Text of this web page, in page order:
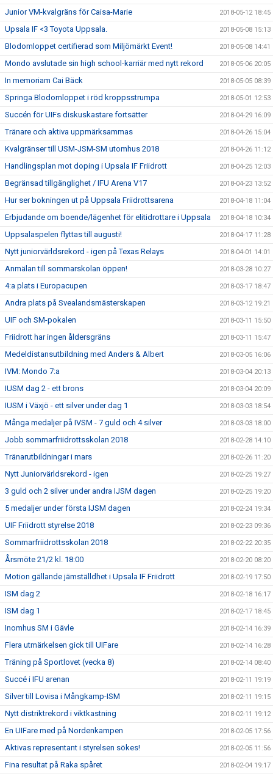
Junior VM-kvalgräns för Caisa-Marie 2018-05-12 18:45
Upsala IF <3 Toyota Uppsala. 2018-05-08 15:13
Blodomloppet certifierad som Miljömärkt Event! 2018-05-08 14:41
Mondo avslutade sin high school-karriär med nytt rekord 2018-05-06 20:05
In memoriam Cai Bäck 2018-05-05 08:39
Springa Blodomloppet i röd kroppsstrumpa 2018-05-01 12:53
Succén för UIFs diskuskastare fortsätter 2018-04-29 16:09
Tränare och aktiva uppmärksammas 2018-04-26 15:04
Kvalgränser till USM-JSM-SM utomhus 2018 2018-04-26 11:12
Handlingsplan mot doping i Upsala IF Friidrott 2018-04-25 12:03
Begränsad tillgänglighet / IFU Arena V17 2018-04-23 13:52
Hur ser bokningen ut på Uppsala Friidrottsarena 2018-04-18 11:04
Erbjudande om boende/lägenhet för elitidrottare i Uppsala 2018-04-18 10:34
Uppsalaspelen flyttas till augusti! 2018-04-17 11:28
Nytt juniorvärldsrekord - igen på Texas Relays 2018-04-01 14:01
Anmälan till sommarskolan öppen! 2018-03-28 10:27
4:a plats i Europacupen 2018-03-17 18:47
Andra plats på Svealandsmästerskapen 2018-03-12 19:21
UIF och SM-pokalen 2018-03-11 15:50
Friidrott har ingen åldersgräns 2018-03-11 15:47
Medeldistansutbildning med Anders & Albert 2018-03-05 16:06
IVM: Mondo 7:a 2018-03-04 20:13
IUSM dag 2 - ett brons 2018-03-04 20:09
IUSM i Växjö - ett silver under dag 1 2018-03-03 18:54
Många medaljer på IVSM - 7 guld och 4 silver 2018-03-03 18:00
Jobb sommarfriidrottsskolan 2018 2018-02-28 14:10
Tränarutbildningar i mars 2018-02-26 11:20
Nytt Juniorvärldsrekord - igen 2018-02-25 19:27
3 guld och 2 silver under andra IJSM dagen 2018-02-25 19:20
5 medaljer under första IJSM dagen 2018-02-24 19:34
UIF Friidrott styrelse 2018 2018-02-23 09:36
Sommarfriidrottsskolan 2018 2018-02-22 20:35
Årsmöte 21/2 kl. 18:00 2018-02-20 08:20
Motion gällande jämställdhet i Upsala IF Friidrott 2018-02-19 17:50
ISM dag 2 2018-02-18 16:17
ISM dag 1 2018-02-17 18:45
Inomhus SM i Gävle 2018-02-14 16:39
Flera utmärkelsen gick till UIFare 2018-02-14 16:28
Träning på Sportlovet (vecka 8) 2018-02-14 08:40
Succé i IFU arenan 2018-02-11 19:19
Silver till Lovisa i Mångkamp-ISM 2018-02-11 19:15
Nytt distriktrekord i viktkastning 2018-02-11 19:12
En UIFare med på Nordenkampen 2018-02-05 17:56
Aktivas representant i styrelsen sökes! 2018-02-05 11:56
Fina resultat på Raka spåret 2018-02-04 19:17